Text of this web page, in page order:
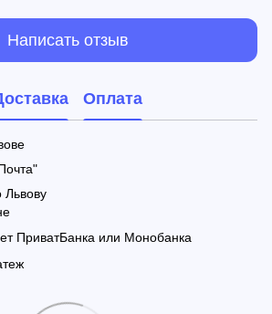
Написать отзыв
Оплата
Львову
ПриватБанка или Монобанка